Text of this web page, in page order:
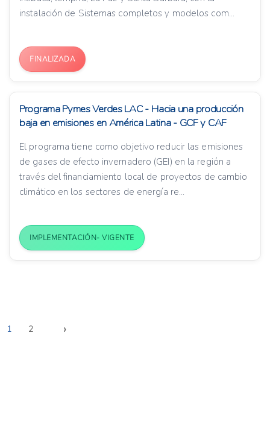
instalación de Sistemas completos y modelos com...
FINALIZADA
Programa Pymes Verdes LAC - Hacia una producción
baja en emisiones en América Latina - GCF y CAF
El programa tiene como objetivo reducir las emisiones
de gases de efecto invernadero (GEI) en la región a
través del financiamiento local de proyectos de cambio
climático en los sectores de energía re...
IMPLEMENTACIÓN- VIGENTE
1 2 ›